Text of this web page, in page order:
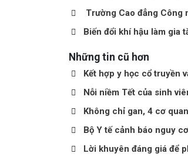
Trường Cao đẳng Công
Biến đổi khí hậu làm gia
Những tin cũ hơn
Kết hợp y học cổ truyền
Nỗi niềm Tết của sinh
Không chỉ gan, 4 cơ
Bộ Y tế cảnh báo nguy
Lời khuyên đáng giá để